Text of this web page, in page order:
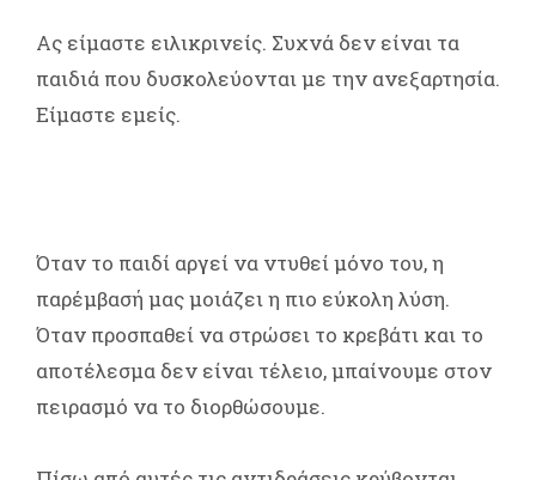
Ας είμαστε ειλικρινείς. Συχνά δεν είναι τα
παιδιά που δυσκολεύονται με την ανεξαρτησία.
Είμαστε εμείς.
Όταν το παιδί αργεί να ντυθεί μόνο του, η
παρέμβασή μας μοιάζει η πιο εύκολη λύση.
Όταν προσπαθεί να στρώσει το κρεβάτι και το
αποτέλεσμα δεν είναι τέλειο, μπαίνουμε στον
πειρασμό να το διορθώσουμε.